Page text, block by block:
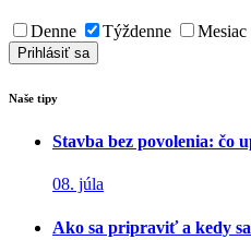
Denne Týždenne Mesiac
Naše tipy
Stavba bez povolenia: čo
08. júla
Ako sa pripraviť a kedy